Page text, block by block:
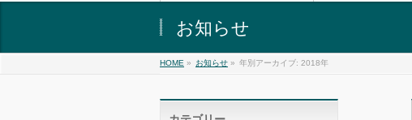
お知らせ
HOME » お知らせ » 年別アーカイブ: 2018年